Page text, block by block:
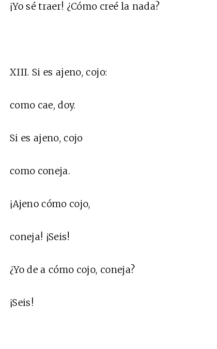
¡Yo sé traer! ¿Cómo creé la nada?
XIII. Si es ajeno, cojo:
como cae, doy.
Si es ajeno, cojo
como coneja.
¡Ajeno cómo cojo,
coneja! ¡Seis!
¿Yo de a cómo cojo, coneja?
¡Seis!